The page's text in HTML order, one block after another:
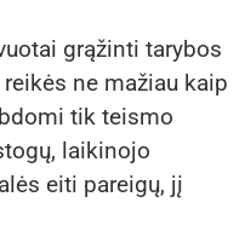
grąžinti tarybos
ne mažiau kaip
tik teismo
laikinojo
eiti pareigų, jį